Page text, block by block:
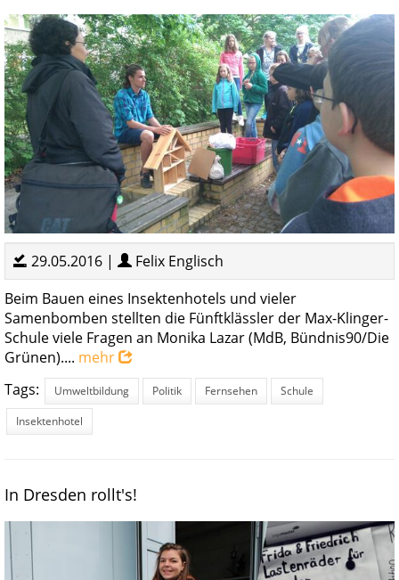
29.05.2016 |
Felix Englisch
Beim Bauen eines Insektenhotels und vieler
Samenbomben stellten die Fünftklässler der Max-Klinger-
Schule viele Fragen an Monika Lazar (MdB, Bündnis90/Die
Grünen).... mehr
Tags:
Umweltbildung Politik Fernsehen
Schule
Insektenhotel
In Dresden rollt's!